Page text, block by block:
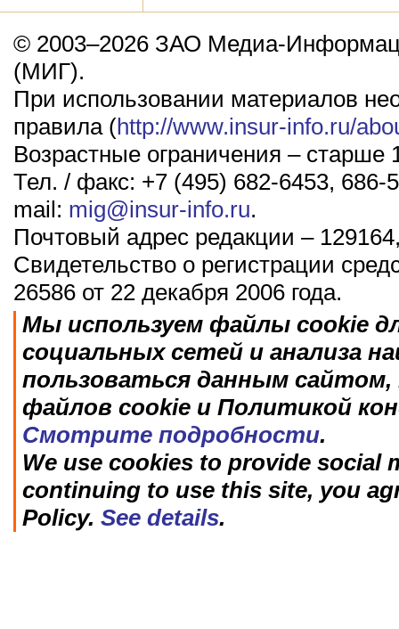
© 2003–2026 ЗАО Медиа-
(МИГ).
При использовании материалов
правила (http://www.insur-info.ru/
Возрастные ограничения – старше
Тел. / факс: +7 (495) 682-6453, 686-
mail: mig@insur-info.ru.
Почтовый адрес редакции –
Свидетельство о регистрации
26586 от 22 декабря 2006 года.
Мы используем файлы cookie
социальных сетей и анализа
пользоваться данным
файлов cookie и Политикой
Смотрите подробности.
We use cookies to provide social
continuing to use this site, you
Policy. See details.